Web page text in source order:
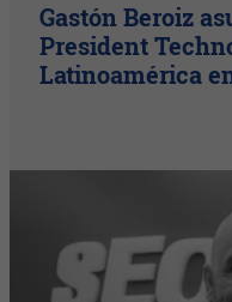
Gastón Beroiz
President
Latinoamérica